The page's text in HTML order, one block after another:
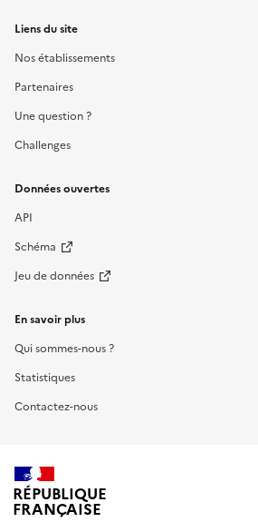
Liens du site
Nos établissements
Partenaires
Une question ?
Challenges
Données ouvertes
API
Schéma
Jeu de données
En savoir plus
Qui sommes-nous ?
Statistiques
Contactez-nous
RÉPUBLIQUE
FRANÇAISE